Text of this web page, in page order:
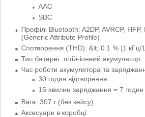
AAC
SBC
Профілі Bluetooth: A2DP, AVRCP,
(Generic Attribute Profile)
Спотворення (THD): &lt; 0.1 % (1 кГц/
Тип батареї: літій-іонний акумулятор
Час роботи акумулятора та
30 годин відтворення
15 хвилин заряджання = 7 годин
Вага: 307 г (без кейсу)
Аксесуари в коробці: